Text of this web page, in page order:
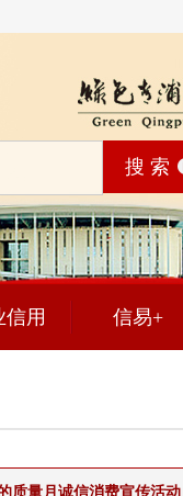
搜 索
信用 信易+
质量月诚信消费宣传活动